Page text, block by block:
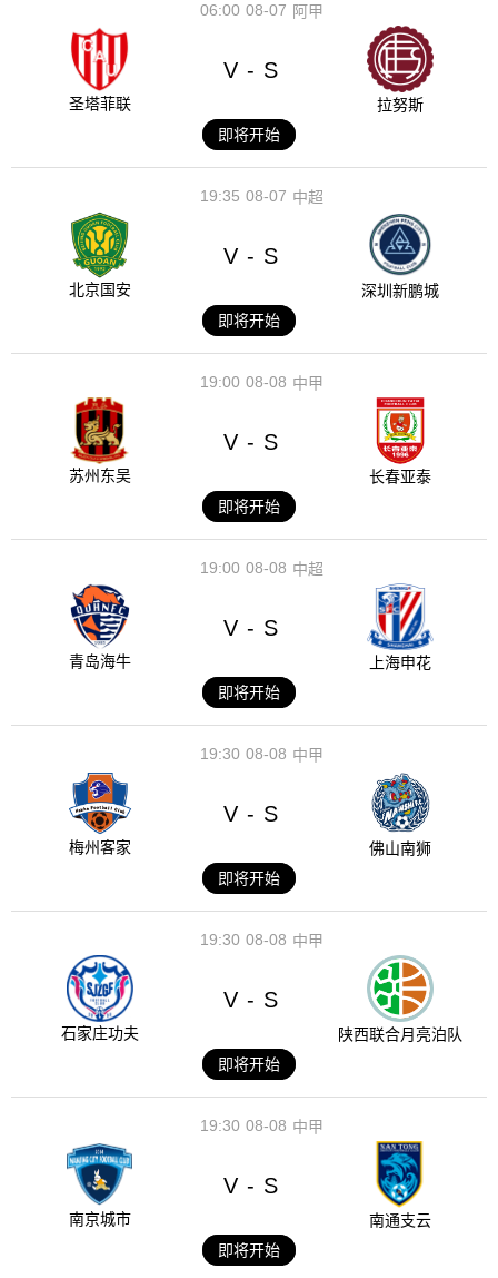
08-07
06:00 阿甲
圣塔菲联
V - S
拉努斯
即将开始
08-07
19:35 中超
北京国安
V - S
深圳新鹏城
即将开始
08-08
19:00 中甲
苏州东吴
V - S
长春亚泰
即将开始
08-08
19:00 中超
青岛海牛
V - S
上海申花
即将开始
08-08
19:30 中甲
梅州客家
V - S
佛山南狮
即将开始
08-08
19:30 中甲
石家庄功夫
V - S
陕西联合月亮泊队
即将开始
08-08
19:30 中甲
南京城市
V - S
南通支云
即将开始